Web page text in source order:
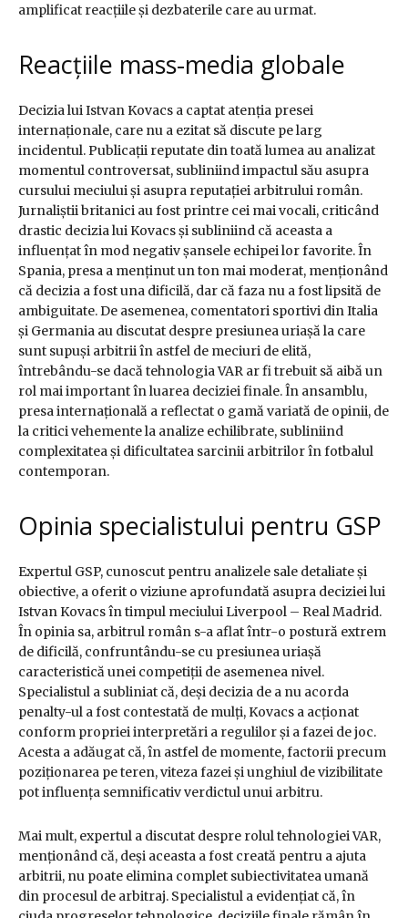
amplificat reacțiile și dezbaterile care au urmat.
Reacțiile mass-media globale
Decizia lui Istvan Kovacs a captat atenția presei
internaționale, care nu a ezitat să discute pe larg
incidentul. Publicații reputate din toată lumea au analizat
momentul controversat, subliniind impactul său asupra
cursului meciului și asupra reputației arbitrului român.
Jurnaliștii britanici au fost printre cei mai vocali, criticând
drastic decizia lui Kovacs și subliniind că aceasta a
influențat în mod negativ șansele echipei lor favorite. În
Spania, presa a menținut un ton mai moderat, menționând
că decizia a fost una dificilă, dar că faza nu a fost lipsită de
ambiguitate. De asemenea, comentatori sportivi din Italia
și Germania au discutat despre presiunea uriașă la care
sunt supuși arbitrii în astfel de meciuri de elită,
întrebându-se dacă tehnologia VAR ar fi trebuit să aibă un
rol mai important în luarea deciziei finale. În ansamblu,
presa internațională a reflectat o gamă variată de opinii, de
la critici vehemente la analize echilibrate, subliniind
complexitatea și dificultatea sarcinii arbitrilor în fotbalul
contemporan.
Opinia specialistului pentru GSP
Expertul GSP, cunoscut pentru analizele sale detaliate și
obiective, a oferit o viziune aprofundată asupra deciziei lui
Istvan Kovacs în timpul meciului Liverpool – Real Madrid.
În opinia sa, arbitrul român s-a aflat într-o postură extrem
de dificilă, confruntându-se cu presiunea uriașă
caracteristică unei competiții de asemenea nivel.
Specialistul a subliniat că, deși decizia de a nu acorda
penalty-ul a fost contestată de mulți, Kovacs a acționat
conform propriei interpretări a regulilor și a fazei de joc.
Acesta a adăugat că, în astfel de momente, factorii precum
poziționarea pe teren, viteza fazei și unghiul de vizibilitate
pot influența semnificativ verdictul unui arbitru.
Mai mult, expertul a discutat despre rolul tehnologiei VAR,
menționând că, deși aceasta a fost creată pentru a ajuta
arbitrii, nu poate elimina complet subiectivitatea umană
din procesul de arbitraj. Specialistul a evidențiat că, în